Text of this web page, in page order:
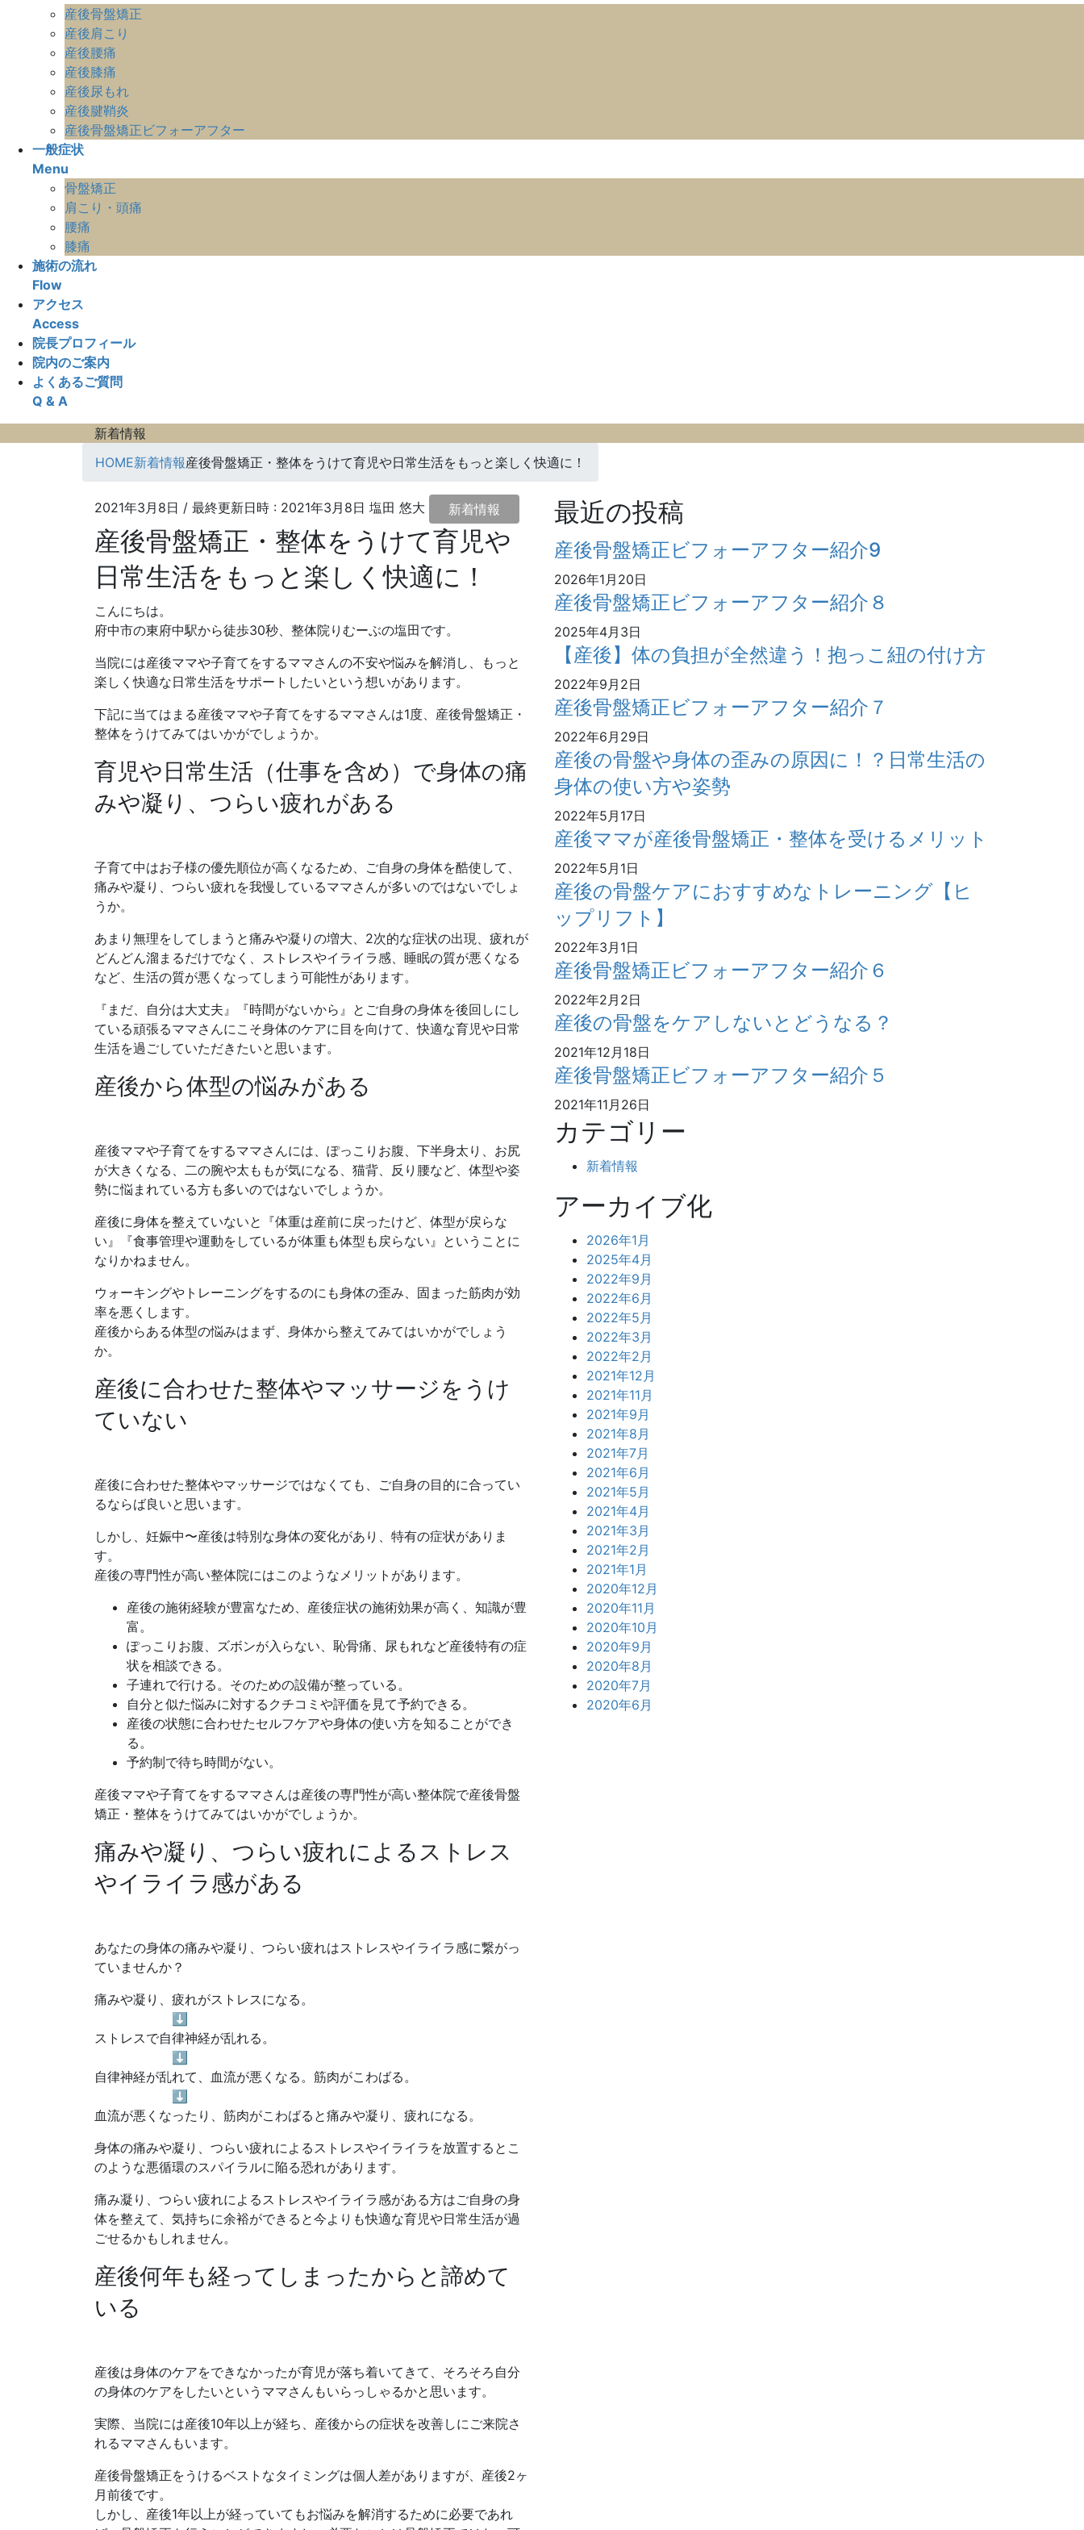
産後骨盤矯正
産後肩こり
産後腰痛
産後膝痛
産後尿もれ
産後腱鞘炎
産後骨盤矯正ビフォーアフター
一般症状
Menu
骨盤矯正
肩こり・頭痛
腰痛
膝痛
施術の流れ
Flow
アクセス
Access
院長プロフィール
院内のご案内
よくあるご質問
Q & A
新着情報
HOME新着情報産後骨盤矯正・整体をうけて育児や日常生活をもっと楽しく快適に！
2021年3月8日 / 最終更新日時 : 2021年3月8日 塩田 悠大 新着情報
産後骨盤矯正・整体をうけて育児や
日常生活をもっと楽しく快適に！
こんにちは。
府中市の東府中駅から徒歩30秒、整体院りむーぶの塩田です。
当院には産後ママや子育てをするママさんの不安や悩みを解消し、もっと
楽しく快適な日常生活をサポートしたいという想いがあります。
下記に当てはまる産後ママや子育てをするママさんは1度、産後骨盤矯正・
整体をうけてみてはいかがでしょうか。
育児や日常生活（仕事を含め）で身体の痛
みや凝り、つらい疲れがある
子育て中はお子様の優先順位が高くなるため、ご自身の身体を酷使して、
痛みや凝り、つらい疲れを我慢しているママさんが多いのではないでしょ
うか。
あまり無理をしてしまうと痛みや凝りの増大、2次的な症状の出現、疲れが
どんどん溜まるだけでなく、ストレスやイライラ感、睡眠の質が悪くなる
など、生活の質が悪くなってしまう可能性があります。
『まだ、自分は大丈夫』『時間がないから』とご自身の身体を後回しにし
ている頑張るママさんにこそ身体のケアに目を向けて、快適な育児や日常
生活を過ごしていただきたいと思います。
産後から体型の悩みがある
産後ママや子育てをするママさんには、ぽっこりお腹、下半身太り、お尻
が大きくなる、二の腕や太ももが気になる、猫背、反り腰など、体型や姿
勢に悩まれている方も多いのではないでしょうか。
産後に身体を整えていないと『体重は産前に戻ったけど、体型が戻らな
い』『食事管理や運動をしているが体重も体型も戻らない』ということに
なりかねません。
ウォーキングやトレーニングをするのにも身体の歪み、固まった筋肉が効
率を悪くします。
産後からある体型の悩みはまず、身体から整えてみてはいかがでしょう
か。
産後に合わせた整体やマッサージをうけ
ていない
産後に合わせた整体やマッサージではなくても、ご自身の目的に合ってい
るならば良いと思います。
しかし、妊娠中〜産後は特別な身体の変化があり、特有の症状がありま
す。
産後の専門性が高い整体院にはこのようなメリットがあります。
産後の施術経験が豊富なため、産後症状の施術効果が高く、知識が豊
富。
ぽっこりお腹、ズボンが入らない、恥骨痛、尿もれなど産後特有の症
状を相談できる。
子連れで行ける。そのための設備が整っている。
自分と似た悩みに対するクチコミや評価を見て予約できる。
産後の状態に合わせたセルフケアや身体の使い方を知ることができ
る。
予約制で待ち時間がない。
産後ママや子育てをするママさんは産後の専門性が高い整体院で産後骨盤
矯正・整体をうけてみてはいかがでしょうか。
痛みや凝り、つらい疲れによるストレス
やイライラ感がある
あなたの身体の痛みや凝り、つらい疲れはストレスやイライラ感に繋がっ
ていませんか？
痛みや凝り、疲れがストレスになる。
⬇︎
ストレスで自律神経が乱れる。
⬇︎
自律神経が乱れて、血流が悪くなる。筋肉がこわばる。
⬇︎
血流が悪くなったり、筋肉がこわばると痛みや凝り、疲れになる。
身体の痛みや凝り、つらい疲れによるストレスやイライラを放置するとこ
のような悪循環のスパイラルに陥る恐れがあります。
痛み凝り、つらい疲れによるストレスやイライラ感がある方はご自身の身
体を整えて、気持ちに余裕ができると今よりも快適な育児や日常生活が過
ごせるかもしれません。
産後何年も経ってしまったからと諦めて
いる
産後は身体のケアをできなかったが育児が落ち着いてきて、そろそろ自分
の身体のケアをしたいというママさんもいらっしゃるかと思います。
実際、当院には産後10年以上が経ち、産後からの症状を改善しにご来院さ
れるママさんもいます。
産後骨盤矯正をうけるベストなタイミングは個人差がありますが、産後2ヶ
月前後です。
しかし、産後1年以上が経っていてもお悩みを解消するために必要であれ
最近の投稿
産後骨盤矯正ビフォーアフター紹介9
2026年1月20日
産後骨盤矯正ビフォーアフター紹介８
2025年4月3日
【産後】体の負担が全然違う！抱っこ紐の付け方
2022年9月2日
産後骨盤矯正ビフォーアフター紹介７
2022年6月29日
産後の骨盤や身体の歪みの原因に！？日常生活の
身体の使い方や姿勢
2022年5月17日
産後ママが産後骨盤矯正・整体を受けるメリット
2022年5月1日
産後の骨盤ケアにおすすめなトレーニング【ヒ
ップリフト】
2022年3月1日
産後骨盤矯正ビフォーアフター紹介６
2022年2月2日
産後の骨盤をケアしないとどうなる？
2021年12月18日
産後骨盤矯正ビフォーアフター紹介５
2021年11月26日
カテゴリー
新着情報
アーカイブ化
2026年1月
2025年4月
2022年9月
2022年6月
2022年5月
2022年3月
2022年2月
2021年12月
2021年11月
2021年9月
2021年8月
2021年7月
2021年6月
2021年5月
2021年4月
2021年3月
2021年2月
2021年1月
2020年12月
2020年11月
2020年10月
2020年9月
2020年8月
2020年7月
2020年6月